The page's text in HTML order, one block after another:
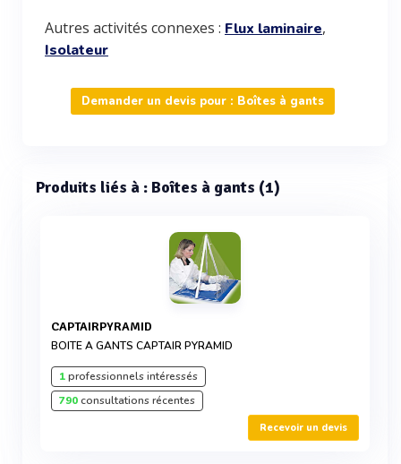
Autres activités connexes : Flux laminaire,
Isolateur
Demander un devis pour : Boîtes à gants
Produits liés à : Boîtes à gants (1)
CAPTAIRPYRAMID
BOITE A GANTS CAPTAIR PYRAMID
1professionnels intéressés
790consultations récentes
Recevoir un devis